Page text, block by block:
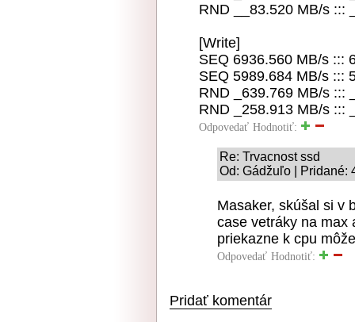
RND __83.520 MB/s :::
[Write]
SEQ 6936.560 MB/s :::
SEQ 5989.684 MB/s :::
RND _639.769 MB/s :::
RND _258.913 MB/s :::
Odpovedať Hodnotiť:
Re: Trvacnost ssd
Od: Gádžuľo | Pridané:
Masaker, skúšal si v
case vetráky na max
priekazne k cpu
Odpovedať Hodnotiť:
Pridať komentár